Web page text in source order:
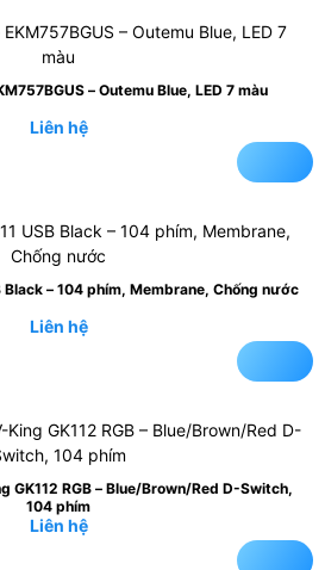
– Outemu Blue, LED 7 màu
Liên hệ
Black – 104 phím, Membrane, Chống nước
Liên hệ
GK112 RGB – Blue/Brown/Red D-Switch,
104 phím
Liên hệ